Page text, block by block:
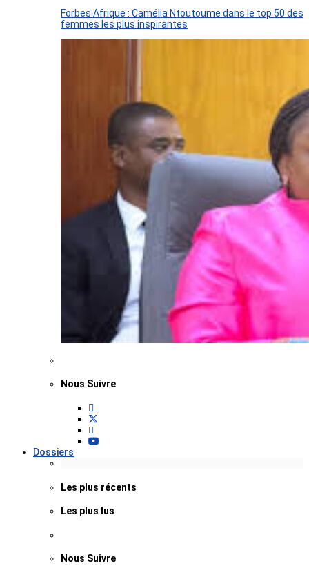
Forbes Afrique : Camélia Ntoutoume dans le top 50 des
femmes les plus inspirantes
Nous Suivre
Dossiers
Les plus récents
Les plus lus
Nous Suivre